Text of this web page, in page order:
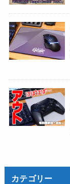
カテゴリー